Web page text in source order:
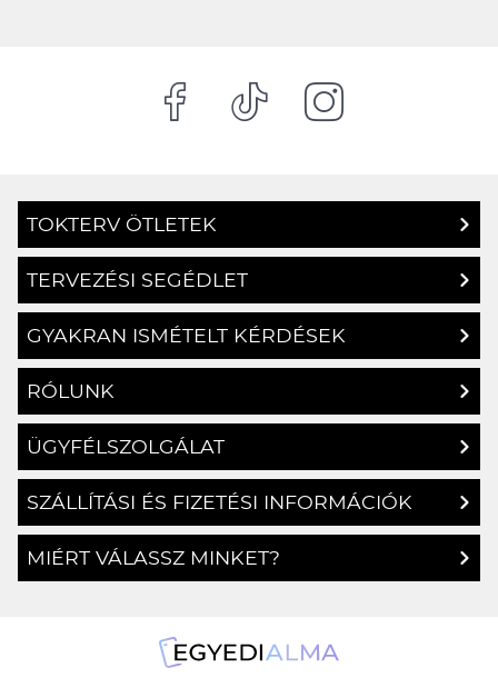
TOKTERV ÖTLETEK
TERVEZÉSI SEGÉDLET
GYAKRAN ISMÉTELT KÉRDÉSEK
RÓLUNK
ÜGYFÉLSZOLGÁLAT
SZÁLLÍTÁSI ÉS FIZETÉSI INFORMÁCIÓK
MIÉRT VÁLASSZ MINKET?